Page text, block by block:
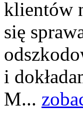
klientów
się
i
M...